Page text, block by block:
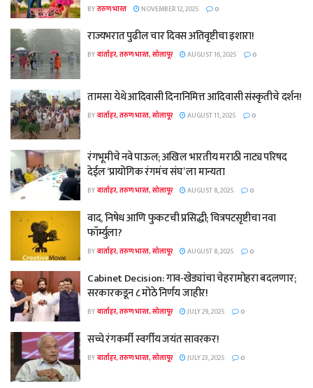
BYतरुण भारत NOVEMBER 12, 2025 0
राज्यभरात पुढील चार दिवस अतिवृष्टीचा इशारा!
BYवार्ताहर, तरुण भारत, सोलापूर AUGUST 16, 2025 0
तामसा येथे आदिवासी दिनानिमित्त आदिवासी संस्कृतीचे दर्शन!
BYवार्ताहर, तरुण भारत, सोलापूर AUGUST 11, 2025 0
रंगभूमीचे नवे पाऊल; अखिल भारतीय मराठी नाट्य परिषद
देईल ‘प्रायोगिक रंगमंच संघ’ ला मान्यता
BYवार्ताहर, तरुण भारत, सोलापूर AUGUST 8, 2025 0
वाद, निषेध आणि फुकटची प्रसिद्धी; चित्रपटसृष्टीचा नवा
फॉर्म्युला?
BYवार्ताहर, तरुण भारत, सोलापूर AUGUST 8, 2025 0
Cabinet Decision: गाव-खेड्यांचा चेहरामोहरा बदलणार;
सरकारकडून ८ मोठे निर्णय जाहीर!
BYवार्ताहर, तरुण भारत, सोलापूर JULY 29, 2025 0
सच्चे रंगकर्मी स्वर्गीय जयंत सावरकर!
BYवार्ताहर, तरुण भारत, सोलापूर JULY 23, 2025 0